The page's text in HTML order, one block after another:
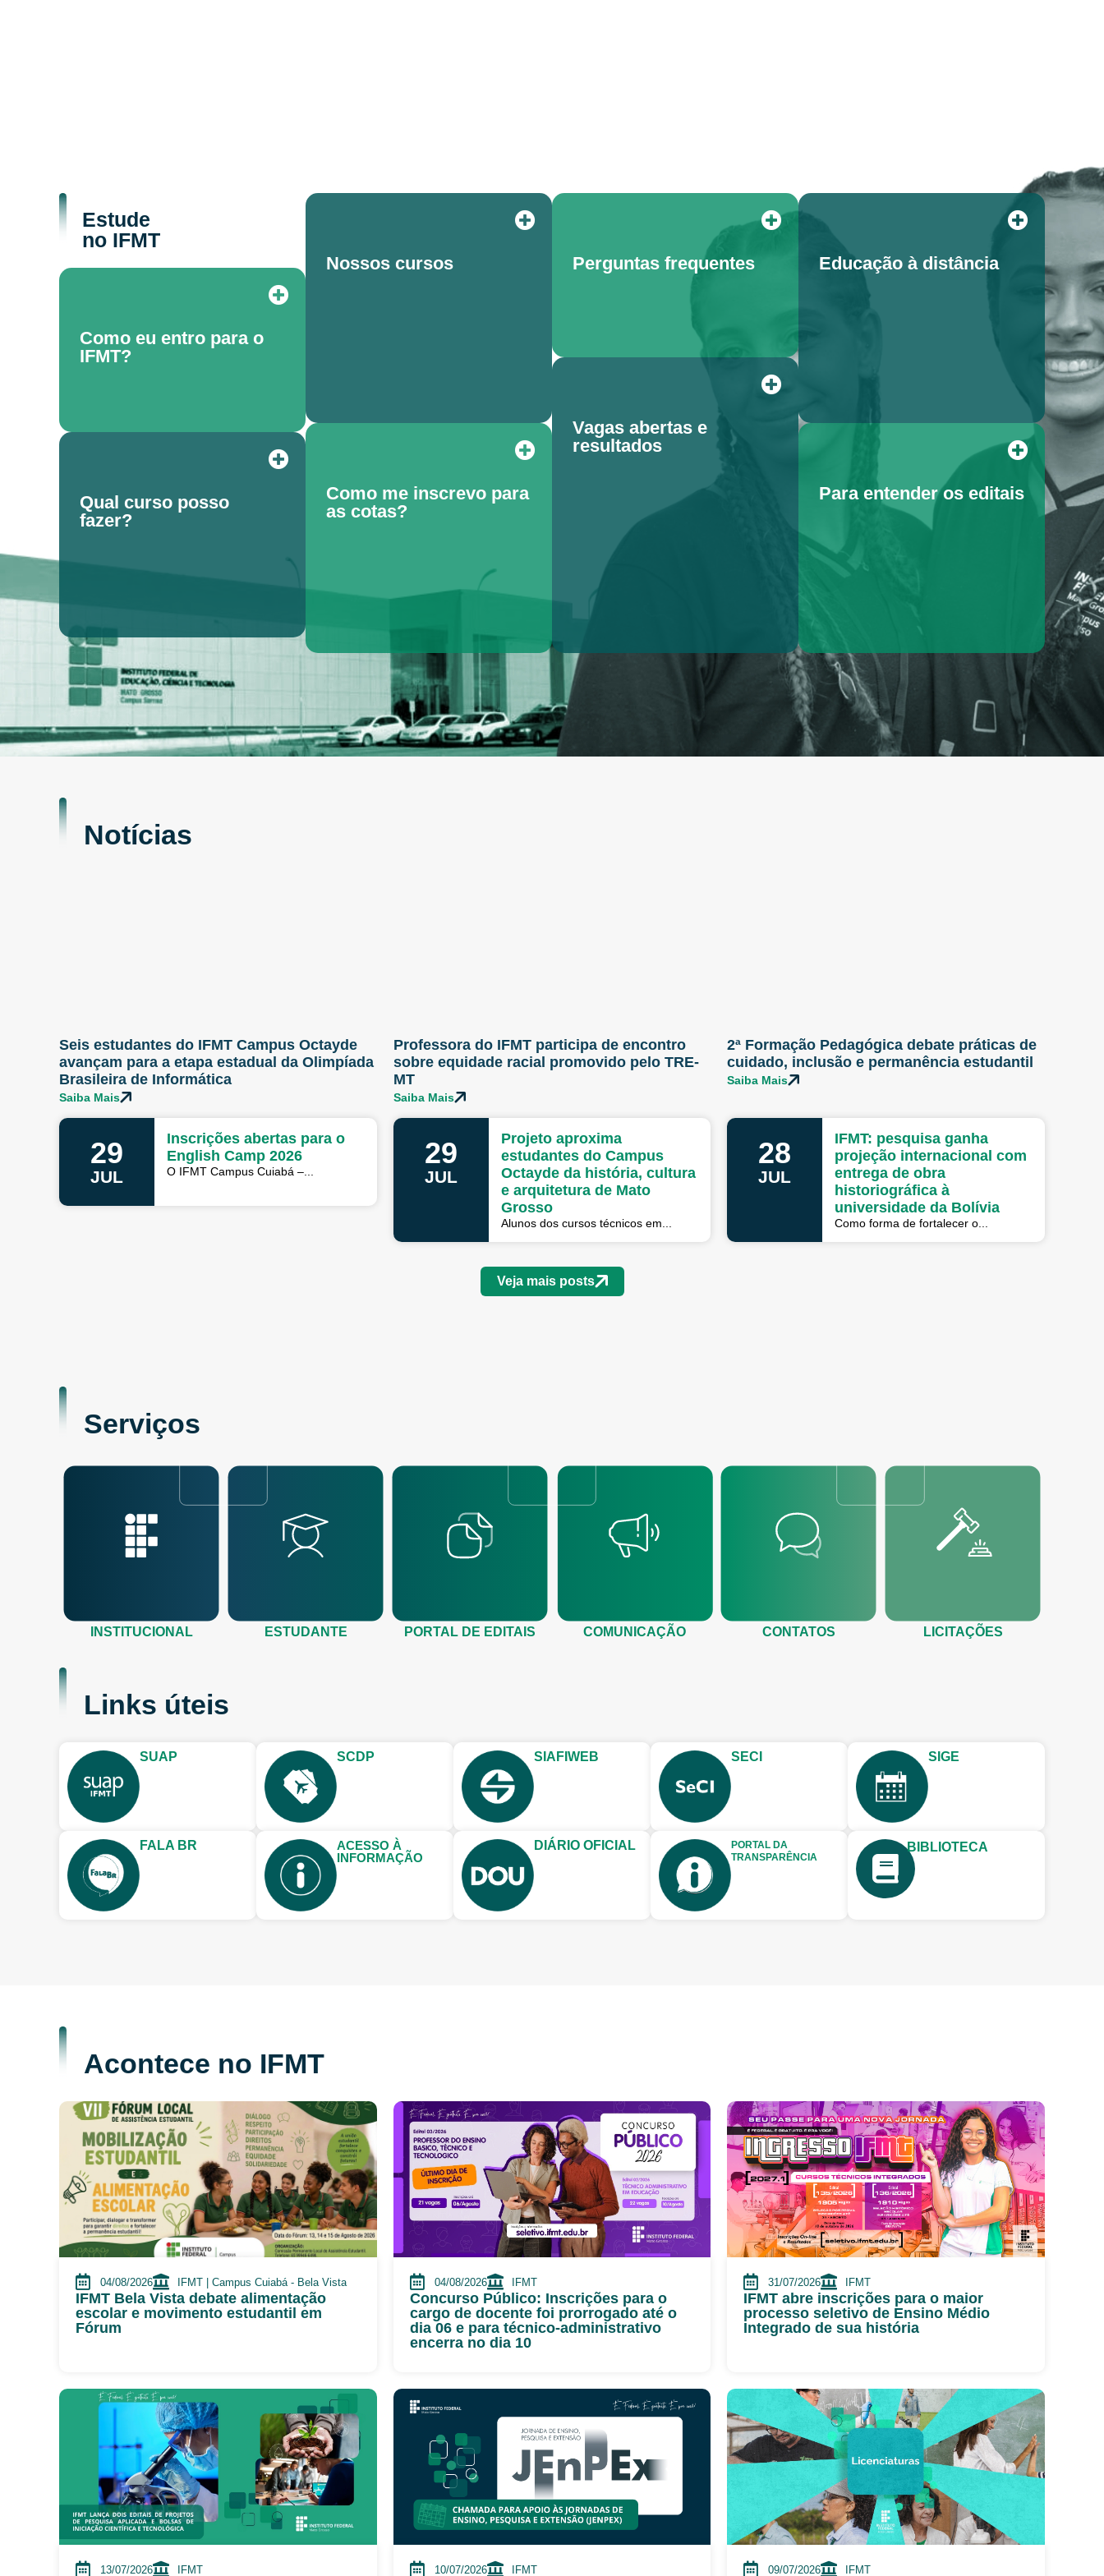
Estude
no IFMT
Como eu entro para o
IFMT?
Qual curso posso
fazer?
Nossos cursos
Como me inscrevo para
as cotas?
Perguntas frequentes
Vagas abertas e
resultados
Educação à distância
Para entender os editais
Notícias
Seis estudantes do IFMT Campus Octayde
avançam para a etapa estadual da Olimpíada
Brasileira de Informática
Saiba Mais
Professora do IFMT participa de encontro
sobre equidade racial promovido pelo TRE-
MT
Saiba Mais
2ª Formação Pedagógica debate práticas de
cuidado, inclusão e permanência estudantil
Saiba Mais
29
JUL
Inscrições abertas para o
English Camp 2026
O IFMT Campus Cuiabá –...
29
JUL
Projeto aproxima
estudantes do Campus
Octayde da história, cultura
e arquitetura de Mato
Grosso
Alunos dos cursos técnicos em...
28
JUL
IFMT: pesquisa ganha
projeção internacional com
entrega de obra
historiográfica à
universidade da Bolívia
Como forma de fortalecer o...
Veja mais posts
Serviços
INSTITUCIONAL ESTUDANTE PORTAL DE EDITAIS COMUNICAÇÃO CONTATOS LICITAÇÕES
Links úteis
SUAP SCDP SIAFIWEB SECI SIGE
FALA BR
ACESSO À
INFORMAÇÃO
DIÁRIO OFICIAL
PORTAL DA
TRANSPARÊNCIA
BIBLIOTECA
Acontece no IFMT
04/08/2026 IFMT | Campus Cuiabá - Bela Vista
IFMT Bela Vista debate alimentação
escolar e movimento estudantil em
Fórum
04/08/2026 IFMT
Concurso Público: Inscrições para o
cargo de docente foi prorrogado até o
dia 06 e para técnico-administrativo
encerra no dia 10
31/07/2026 IFMT
IFMT abre inscrições para o maior
processo seletivo de Ensino Médio
Integrado de sua história
13/07/2026 IFMT 10/07/2026 IFMT 09/07/2026 IFMT